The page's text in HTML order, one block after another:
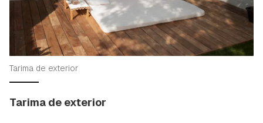
Tarima de exterior
Tarima de exterior